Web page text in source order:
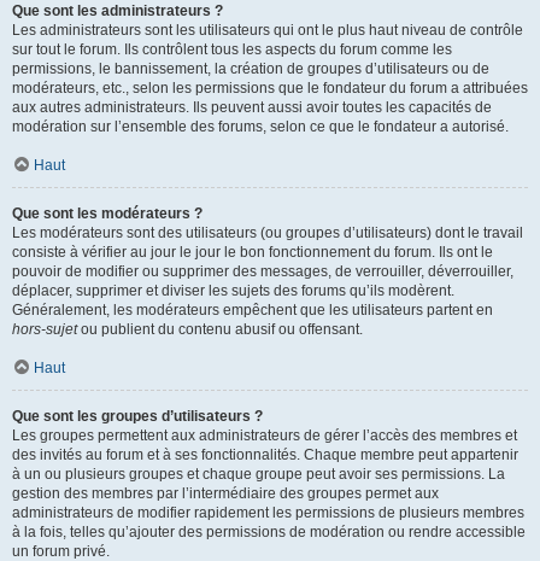
Que sont les administrateurs ?
Les administrateurs sont les utilisateurs qui ont le plus haut niveau de contrôle
sur tout le forum. Ils contrôlent tous les aspects du forum comme les
permissions, le bannissement, la création de groupes d’utilisateurs ou de
modérateurs, etc., selon les permissions que le fondateur du forum a attribuées
aux autres administrateurs. Ils peuvent aussi avoir toutes les capacités de
modération sur l’ensemble des forums, selon ce que le fondateur a autorisé.
Haut
Que sont les modérateurs ?
Les modérateurs sont des utilisateurs (ou groupes d’utilisateurs) dont le travail
consiste à vérifier au jour le jour le bon fonctionnement du forum. Ils ont le
pouvoir de modifier ou supprimer des messages, de verrouiller, déverrouiller,
déplacer, supprimer et diviser les sujets des forums qu’ils modèrent.
Généralement, les modérateurs empêchent que les utilisateurs partent en
hors-sujetou publient du contenu abusif ou offensant.
Haut
Que sont les groupes d’utilisateurs ?
Les groupes permettent aux administrateurs de gérer l’accès des membres et
des invités au forum et à ses fonctionnalités. Chaque membre peut appartenir
à un ou plusieurs groupes et chaque groupe peut avoir ses permissions. La
gestion des membres par l’intermédiaire des groupes permet aux
administrateurs de modifier rapidement les permissions de plusieurs membres
à la fois, telles qu’ajouter des permissions de modération ou rendre accessible
un forum privé.